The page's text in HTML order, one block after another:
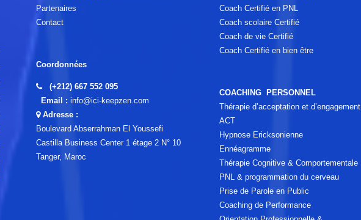
Partenaires
Contact
Coordonnées
(+212) 667 552 095
Email : info@ici-keepzen.com
Adresse :
Boulevard Abserrahman El Youssefi
Castilla Business Center 1 étage 2 N° 10
Tanger, Maroc
Coach Certifié en PNL
Coach scolaire Certifié
Coach de vie Certifié
Coach Certifié en bien être
COACHING PERSONNEL
Thérapie d’acceptation et d’engagement
ACT
Hypnose Ericksonienne
Ennéagramme
Thérapie Cognitive & Comportementale
PNL & programmation du cerveau
Prise de Parole en Public
Coaching de Performance